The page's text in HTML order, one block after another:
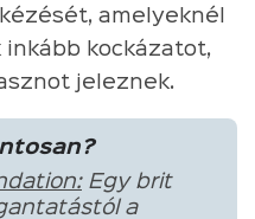
amelyeknél
kockázatot,
jeleznek.
Egy brit
a